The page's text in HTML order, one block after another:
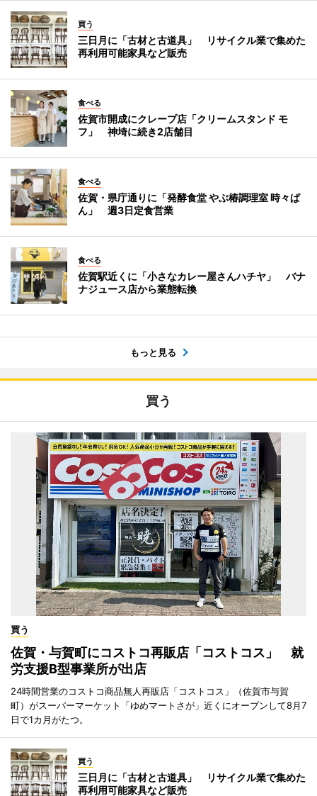
買う
三日月に「古材と古道具」 リサイクル業で集めた
再利用可能家具など販売
食べる
佐賀市開成にクレープ店「クリームスタンド モ
フ」 神埼に続き2店舗目
食べる
佐賀・県庁通りに「発酵食堂 やぶ椿調理室 時々ぱ
ん」 週3日定食営業
食べる
佐賀駅近くに「小さなカレー屋さんハチヤ」 バナ
ナジュース店から業態転換
もっと見る
買う
買う
佐賀・与賀町にコストコ再販店「コストコス」 就
労支援B型事業所が出店
24時間営業のコストコ商品無人再販店「コストコス」（佐賀市与賀
町）がスーパーマーケット「ゆめマートさが」近くにオープンして8月7
日で1カ月がたつ。
買う
三日月に「古材と古道具」 リサイクル業で集めた
再利用可能家具など販売